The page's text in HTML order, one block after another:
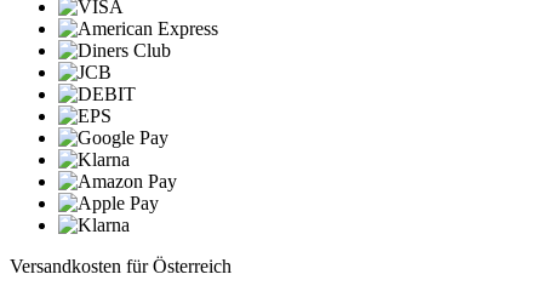
Versandkosten für Österreich